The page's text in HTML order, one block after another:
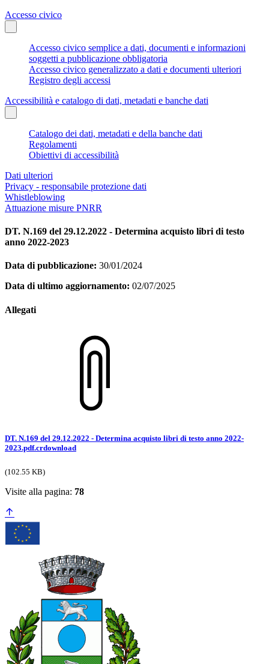
Accesso civico
Accesso civico semplice a dati, documenti e informazioni
soggetti a pubblicazione obbligatoria
Accesso civico generalizzato a dati e documenti ulteriori
Registro degli accessi
Accessibilità e catalogo di dati, metadati e banche dati
Catalogo dei dati, metadati e della banche dati
Regolamenti
Obiettivi di accessibilità
Dati ulteriori
Privacy - responsabile protezione dati
Whistleblowing
Attuazione misure PNRR
DT. N.169 del 29.12.2022 - Determina acquisto libri di testo
anno 2022-2023
Data di pubblicazione: 30/01/2024
Data di ultimo aggiornamento: 02/07/2025
Allegati
DT. N.169 del 29.12.2022 - Determina acquisto libri di testo anno 2022-
2023.pdf.crdownload
(102.55 KB)
Visite alla pagina: 78